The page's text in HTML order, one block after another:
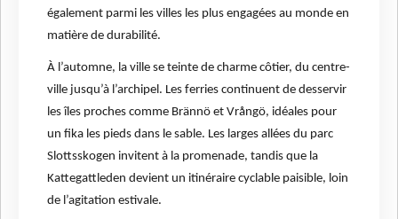
également parmi les villes les plus engagées au monde en
matière de durabilité.
À l’automne, la ville se teinte de charme côtier, du centre-
ville jusqu’à l’archipel. Les ferries continuent de desservir
les îles proches comme Brännö et Vrångö, idéales pour
un fika les pieds dans le sable. Les larges allées du parc
Slottsskogen invitent à la promenade, tandis que la
Kattegattleden devient un itinéraire cyclable paisible, loin
de l’agitation estivale.